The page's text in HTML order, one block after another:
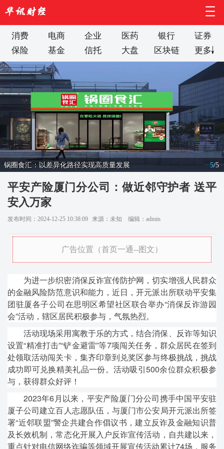
消费 电商 企业 医药 银行
证券
保险
基金 信托 大盘 区块链 更多
锅圈食汇：以差异化路径实现高质量发展 5/5
平安产险厦门分公司：做近邻守护者 送平
安入万家
发布时间：2024-12-25 10:38:09 来源：未知 编辑：admin
广告位置（首页一通--图文）
为进一步织密消保反诈宣传防护网，切实增强人民群众
的金融风险防范意识和能力，近日，开元派出所联动平安集
团驻厦各子公司在思明区希望社区联合举办“消保反诈游园
会”活动，辖区居民积极参与，气氛热烈。
活动现场采用寓教于乐的方式，结合消保、反诈等知识
设置“精准打击”“铲金避雷”等7项闯关任务，群众居民在签到
处领取活动闯关卡，集齐印章到兑奖区参与终极挑战，挑战
成功即可兑换精美礼品一份。活动吸引500余位群众积极参
与，获得群众好评！
2023年6月以来，平安产险厦门分公司携手中国平安驻
厦子公司建立百人志愿队伍，与厦门市公安局开元派出所签
署“近邻联盟”警企共建合作倡议书，建立反诈及金融知识普
及长效机制，常态化开展入户反诈宣传活动，自共建以来，
重点针对电信网络诈骗等领域开展宣传活动累计74场，服务